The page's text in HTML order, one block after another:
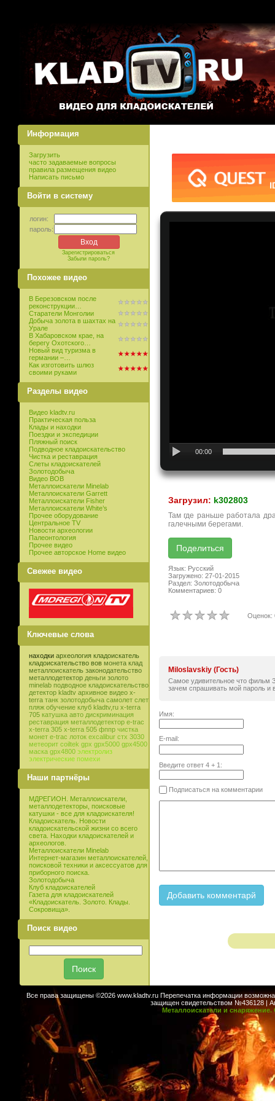
Информация
Загрузить
часто задаваемые вопросы
правила размещения видео
Написать письмо
Войти в систему
логин:
пароль:
Зарегистрироваться
Забыли пароль?
Похожее видео
В Березовском после
реконструкции…
Старатели Монголии
Добыча золота в шахтах на
Урале
В Хабаровском крае, на
берегу Охотского…
Новый вид туризма в
германии –…
Как изготовить шлюз
своими руками
Разделы видео
Видео kladtv.ru
Практическая польза
Клады и находки
Поездки и экспедиции
Пляжный поиск
Подводное кладоискательство
Чистка и реставрация
Слеты кладоискателей
Золотодобыча
Видео ВОВ
Металлоискатели Minelab
Металлоискатели Garrett
Металлоискатели Fisher
Металлоискатели White’s
Прочее оборудование
Центральное TV
Новости археологии
Палеонтология
Прочее видео
Прочее авторское Home видео
Свежее видео
Ключевые слова
находки археология кладоискатель
кладоискательство вов монета клад
металлоискатель законодательство
металлодетектор деньги золото
minelab подводное кладоискательство
детектор kladtv архивное видео x-
terra танк золотодобыча самолет слет
пляж обучение клуб kladtv,ru x-terra
705 катушка авто дискриминация
реставрация металлодетектор e-trac
x-terra 305 x-terra 505 фппр чистка
монет e-trac лоток excalibur стх 3030
метеорит coiltek gpx gpx5000 gpx4500
маска gpx4800 электролиз
электрические помехи
Наши партнёры
МДРЕГИОН. Металлоискатели,
металлодетекторы, поисковые
катушки - все для кладоискателя!
Кладоискатель. Новости
кладоискательской жизни со всего
света. Находки кладоискателей и
археологов.
Металлоискатели Minelab
Интернет-магазин металлоискателей,
поисковой техники и аксессуатов для
приборного поиска.
Золотодобыча
Клуб кладоискателей
Газета для кладоискателей
«Кладоискатель. Золото. Клады.
Сокровища».
Поиск видео
00:00
Загрузил: k302803
Там где раньше работала
галечными берегами.
Язык: Русский
Загружено: 27-01-2015
Раздел: Золотодобыча
Комментариев: 0
Оценок:
Miloslavskiy (Гость)
Самое удивительное что фильм
зачем спрашивать мой пароль и
Имя:
E-mail:
Введите ответ 4+ 1 :
Подписаться на комментарии
Все права защищены ©2026 www.kladtv.ru Перепечатка информации возможна
защищен свидетельством №436128 |
Металлоискатели и